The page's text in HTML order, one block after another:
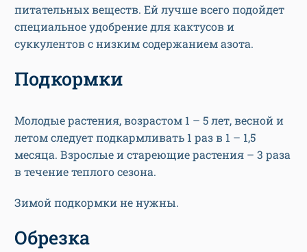
питательных веществ. Ей лучше всего подойдет
специальное удобрение для кактусов и
суккулентов с низким содержанием азота.
Подкормки
Молодые растения, возрастом 1 – 5 лет, весной и
летом следует подкармливать 1 раз в 1 – 1,5
месяца. Взрослые и стареющие растения – 3 раза
в течение теплого сезона.
Зимой подкормки не нужны.
Обрезка